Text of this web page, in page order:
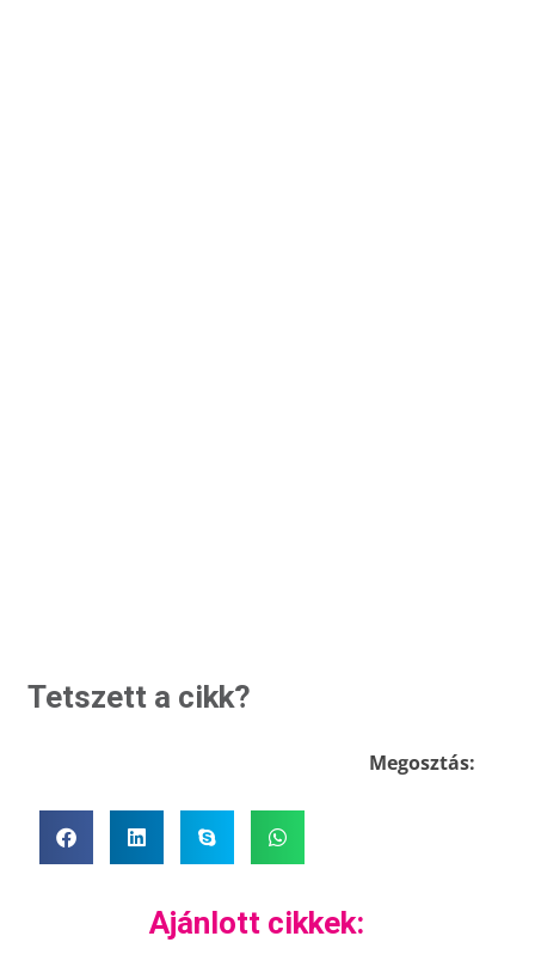
Tetszett a cikk?
Megosztás:
Ajánlott cikkek: